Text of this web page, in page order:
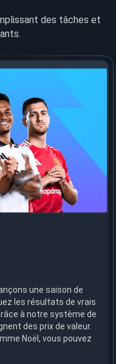
des tâches et
une saison de
les résultats de vrais
à notre système de
des prix de valeur.
Noël, vous pouvez